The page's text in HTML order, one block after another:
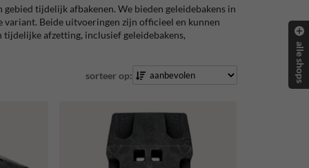
tijdelijk afbakenen. We bieden geleidebakens in
variant. Beide uitvoeringen zijn officieel en kunnen
afzetting, inclusief geleidebakens,
sorteer op: alle shops